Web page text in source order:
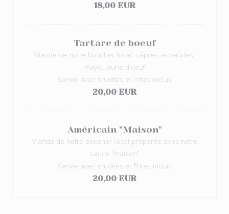
18,00 EUR
Tartare de boeuf
Viande de notre boucher local, câpres, échalotes,
mayo, jaune d'oeuf
Servie avec crudités et Frites inclus
20,00 EUR
Américain "Maison"
Viande de notre boucher local préparée avec notre
sauce "maison"
Servie avec crudités et Frites inclus
20,00 EUR